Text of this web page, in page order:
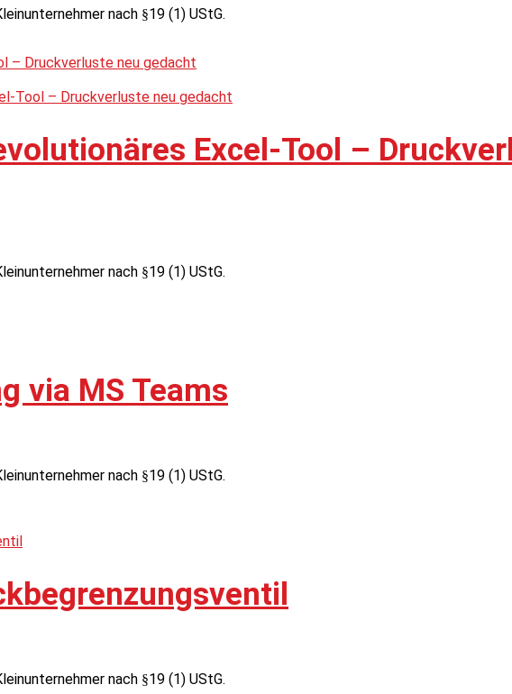
nach §19 (1) UStG.
Excel-Tool –
nach §19 (1) UStG.
via MS Teams
nach §19 (1) UStG.
nach §19 (1) UStG.